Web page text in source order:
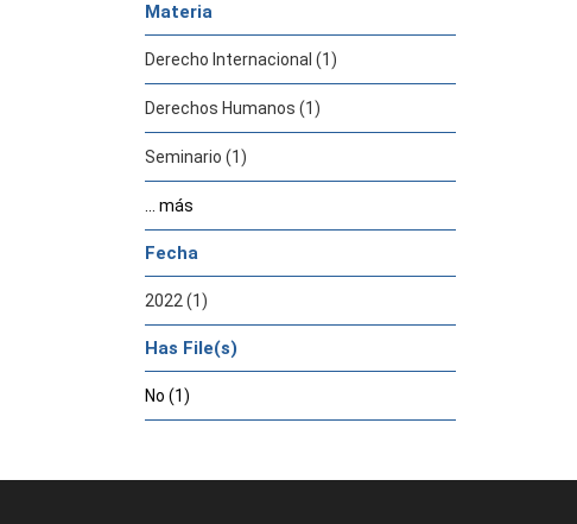
Materia
Derecho Internacional (1)
Derechos Humanos (1)
Seminario (1)
... más
Fecha
2022 (1)
Has File(s)
No (1)